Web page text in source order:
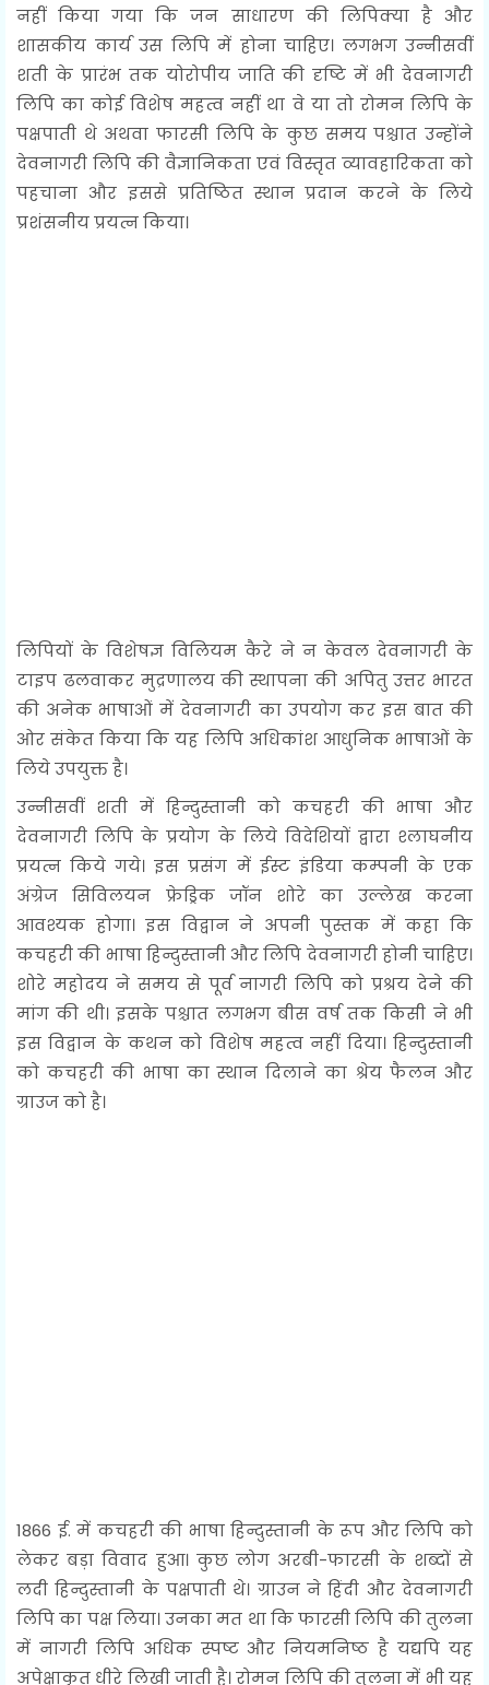
नहीं किया गया कि जन साधारण की लिपिक्या है और
शासकीय कार्य उस लिपि में होना चाहिए। लगभग उन्नीसवीं
शती के प्रारंभ तक योरोपीय जाति की दृष्टि में भी देवनागरी
लिपि का कोई विशेष महत्व नहीं था वे या तो रोमन लिपि के
पक्षपाती थे अथवा फारसी लिपि के कुछ समय पश्चात उन्होंने
देवनागरी लिपि की वैज्ञानिकता एवं विस्तृत व्यावहारिकता को
पहचाना और इससे प्रतिष्ठित स्थान प्रदान करने के लिये
प्रशंसनीय प्रयत्न किया।
लिपियों के विशेषज्ञ विलियम कैरे ने न केवल देवनागरी के
टाइप ढलवाकर मुद्रणालय की स्थापना की अपितु उत्तर भारत
की अनेक भाषाओं में देवनागरी का उपयोग कर इस बात की
ओर संकेत किया कि यह लिपि अधिकांश आधुनिक भाषाओं के
लिये उपयुक्त है।
उन्नीसवीं शती में हिन्दुस्तानी को कचहरी की भाषा और
देवनागरी लिपि के प्रयोग के लिये विदेशियों द्वारा श्लाघनीय
प्रयत्न किये गये। इस प्रसंग में ईस्ट इंडिया कम्पनी के एक
अंग्रेज सिविलयन फ्रेड्रिक जॉन शोरे का उल्लेख करना
आवश्यक होगा। इस विद्वान ने अपनी पुस्तक में कहा कि
कचहरी की भाषा हिन्दुस्तानी और लिपि देवनागरी होनी चाहिए।
शोरे महोदय ने समय से पूर्व नागरी लिपि को प्रश्रय देने की
मांग की थी। इसके पश्चात लगभग बीस वर्ष तक किसी ने भी
इस विद्वान के कथन को विशेष महत्व नहीं दिया। हिन्दुस्तानी
को कचहरी की भाषा का स्थान दिलाने का श्रेय फैलन और
ग्राउज को है।
1866 ई. में कचहरी की भाषा हिन्दुस्तानी के रूप और लिपि को
लेकर बड़ा विवाद हुआ। कुछ लोग अरबी-फारसी के शब्दों से
लदी हिन्दुस्तानी के पक्षपाती थे। ग्राउन ने हिंदी और देवनागरी
लिपि का पक्ष लिया। उनका मत था कि फारसी लिपि की तुलना
में नागरी लिपि अधिक स्पष्ट और नियमनिष्ठ है यद्यपि यह
अपेक्षाकृत धीरे लिखी जाती है। रोमन लिपि की तुलना में भी यह